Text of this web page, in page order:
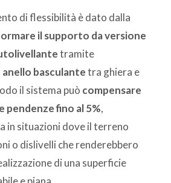
di flessibilità è dato dalla
il supporto da versione
tramite
anello basculantetra ghiera e
il sistema può compensare
fino al 5%,
in situazioni dove il terreno
o dislivelli che renderebbero
di una superficie